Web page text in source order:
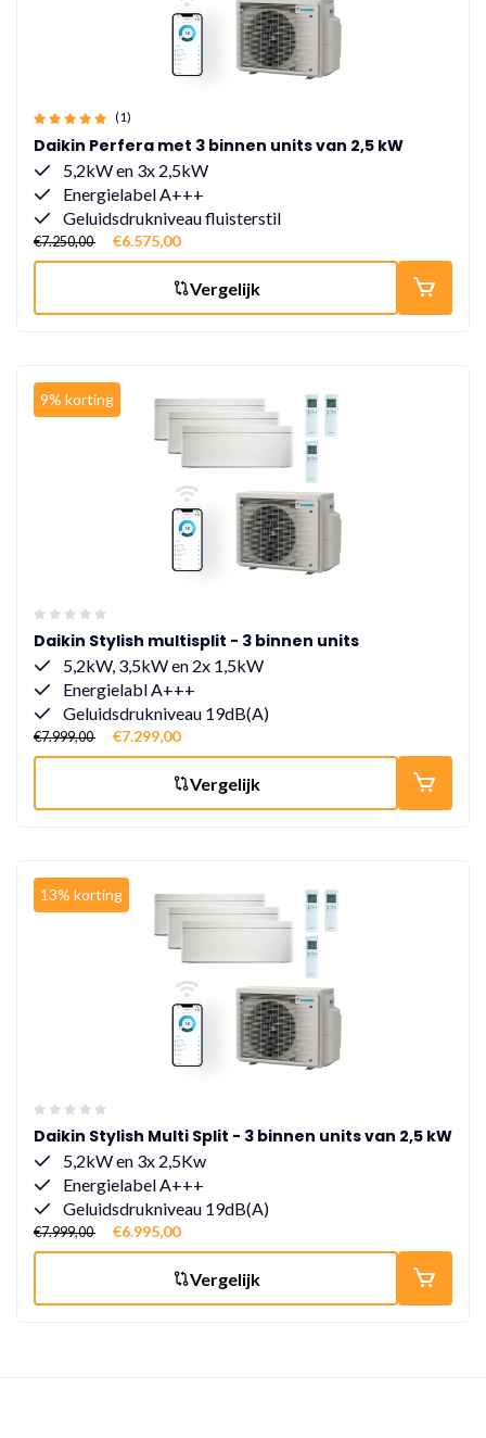
(1)
Daikin Perfera met 3 binnen units van 2,5 kW
5,2kW en 3x 2,5kW
Energielabel A+++
Geluidsdrukniveau fluisterstil
€7.250,00 €6.575,00
Vergelijk
9% korting
Daikin Stylish multisplit - 3 binnen units
5,2kW, 3,5kW en 2x 1,5kW
Energielabl A+++
Geluidsdrukniveau 19dB(A)
€7.999,00 €7.299,00
Vergelijk
13% korting
Daikin Stylish Multi Split - 3 binnen units van 2,5 kW
5,2kW en 3x 2,5Kw
Energielabel A+++
Geluidsdrukniveau 19dB(A)
€7.999,00 €6.995,00
Vergelijk